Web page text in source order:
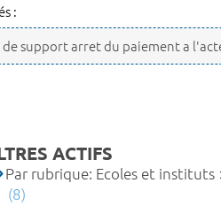
:
ACTIFS
Par rubrique: Ecoles et instituts
(8)